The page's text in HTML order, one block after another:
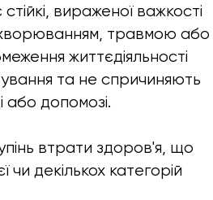
вираженої важкості
травмою або
життєдіяльності
та не спричиняють
або допомозі.
втрати здоров'я, що
декількох категорій